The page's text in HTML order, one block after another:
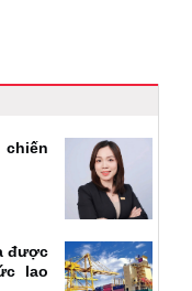
được
lao